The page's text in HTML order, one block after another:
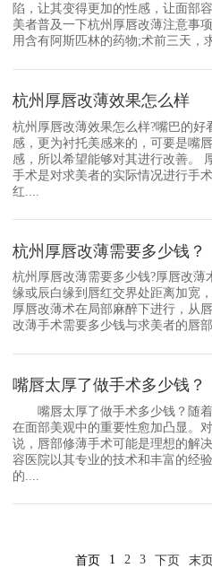
陷，让其变得更加的性感，让面部
美者普及一下杭州厚唇改薄注意事
用含有阿斯匹林的药物;术前三天，
杭州厚唇改薄效果怎么样
杭州厚唇改薄效果怎么样?嘴巴的好
感，更为衬托美感来的，可要是嘴
感，所以希望能够对其进行改善。
手术是对求美者的实际情况进行手
红....
杭州厚唇改薄需要多少钱？
杭州厚唇改薄需要多少钱?厚唇改薄
缘或辰白缘到唇红交界处距离加宽
厚唇改薄术在局部麻醉下进行，从
改薄手术需要多少钱与求美者的唇
嘴唇太厚了做手术多少钱？
嘴唇太厚了做手术多少钱？随着
在面部美观中的重要性愈加凸显。
说，唇部修薄手术可能是理想的解
容医院以其专业的技术和丰富的经
的....
首页 1 2 3 下页 末页